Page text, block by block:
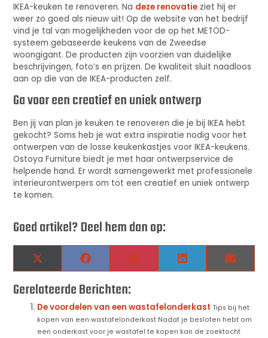
IKEA-keuken te renoveren. Na deze renovatie ziet hij er
weer zo goed als nieuw uit! Op de website van het bedrijf
vind je tal van mogelijkheden voor de op het METOD-
systeem gebaseerde keukens van de Zweedse
woongigant. De producten zijn voorzien van duidelijke
beschrijvingen, foto’s en prijzen. De kwaliteit sluit naadloos
aan op die van de IKEA-producten zelf.
Ga voor een creatief en uniek ontwerp
Ben jij van plan je keuken te renoveren die je bij IKEA hebt
gekocht? Soms heb je wat extra inspiratie nodig voor het
ontwerpen van de losse keukenkastjes voor IKEA-keukens.
Ostoya Furniture biedt je met haar ontwerpservice de
helpende hand. Er wordt samengewerkt met professionele
interieurontwerpers om tot een creatief en uniek ontwerp
te komen.
Goed artikel? Deel hem dan op:
X
(Twitter)
Facebook Pinterest LinkedIn Email
Gerelateerde Berichten:
De voordelen van een wastafelonderkast Tips bij het
kopen van een wastafelonderkast Nadat je besloten hebt om
een onderkast voor je wastafel te kopen kan de zoektocht